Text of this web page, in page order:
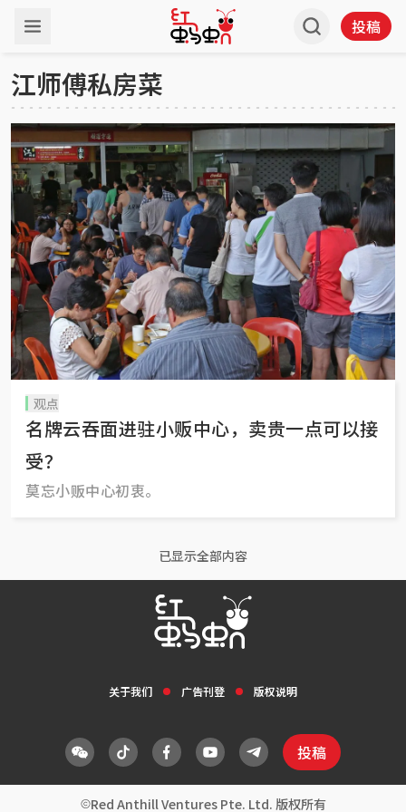
投稿
江师傅私房菜
观点
名牌云吞面进驻小贩中心，卖贵一点可以接
受？
莫忘小贩中心初衷。
已显示全部内容
关于我们 广告刊登 版权说明
投稿
Red Anthill Ventures Pte. Ltd. 版权所有